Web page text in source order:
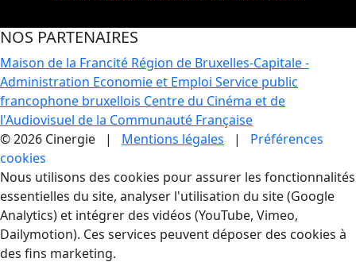
NOS PARTENAIRES
Maison de la Francité Région de Bruxelles-Capitale -
Administration Economie et Emploi Service public
francophone bruxellois Centre du Cinéma et de
l'Audiovisuel de la Communauté Française
© 2026 Cinergie | Mentions légales | Préférences
cookies
Gestion des Cookies
Nous utilisons des cookies pour assurer les fonctionnalités
essentielles du site, analyser l'utilisation du site (Google
Analytics) et intégrer des vidéos (YouTube, Vimeo,
Dailymotion). Ces services peuvent déposer des cookies à
des fins marketing.